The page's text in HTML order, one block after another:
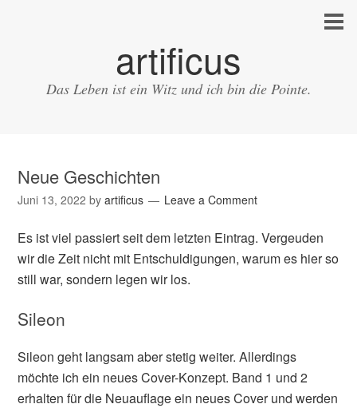
artificus
Das Leben ist ein Witz und ich bin die Pointe.
Neue Geschichten
Juni 13, 2022 byartificus Leave a Comment
Es ist viel passiert seit dem letzten Eintrag. Vergeuden
wir die Zeit nicht mit Entschuldigungen, warum es hier so
still war, sondern legen wir los.
Sileon
Sileon geht langsam aber stetig weiter. Allerdings
möchte ich ein neues Cover-Konzept. Band 1 und 2
erhalten für die Neuauflage ein neues Cover und werden